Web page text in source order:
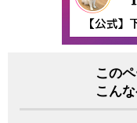
この
こん